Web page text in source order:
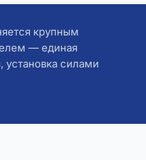
крупным
— единая
установка силами